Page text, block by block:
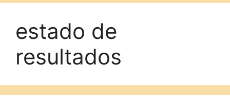
estado de
resultados